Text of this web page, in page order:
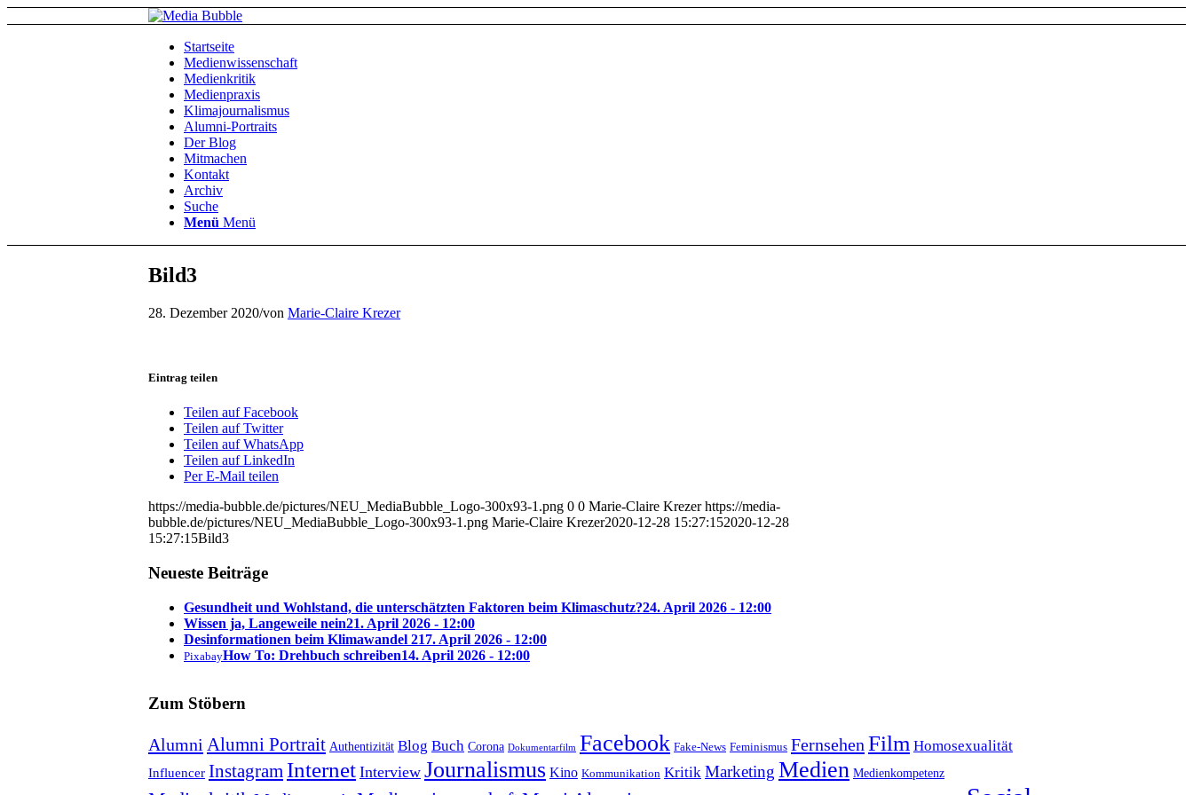
Startseite
Medienwissenschaft
Medienkritik
Medienpraxis
Klimajournalismus
Alumni-Portraits
Der Blog
Mitmachen
Kontakt
Archiv
Suche
Menü Menü
Bild3
28. Dezember 2020/von Marie-Claire Krezer
Eintrag teilen
Teilen auf Facebook
Teilen auf Twitter
Teilen auf WhatsApp
Teilen auf LinkedIn
Per E-Mail teilen
https://media-bubble.de/pictures/NEU_MediaBubble_Logo-300x93-1.png 0 0 Marie-Claire Krezer https://media-
bubble.de/pictures/NEU_MediaBubble_Logo-300x93-1.png Marie-Claire Krezer2020-12-28 15:27:152020-12-28
15:27:15Bild3
Neueste Beiträge
Gesundheit und Wohlstand, die unterschätzten Faktoren beim Klimaschutz?24. April 2026 - 12:00
Wissen ja, Langeweile nein21. April 2026 - 12:00
Desinformationen beim Klimawandel 217. April 2026 - 12:00
PixabayHow To: Drehbuch schreiben14. April 2026 - 12:00
Zum Stöbern
Alumni Alumni Portrait Authentizität Blog Buch Corona Dokumentarfilm Facebook Fake-News Feminismus Fernsehen Film Homosexualität
Influencer Instagram Internet Interview Journalismus Kino Kommunikation Kritik Marketing Medien Medienkompetenz